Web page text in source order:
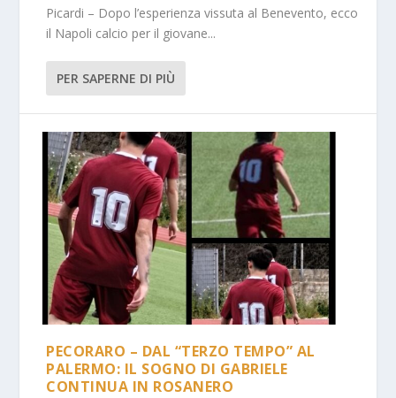
Picardi – Dopo l’esperienza vissuta al Benevento, ecco
il Napoli calcio per il giovane...
PER SAPERNE DI PIÙ
PECORARO – DAL “TERZO TEMPO” AL
PALERMO: IL SOGNO DI GABRIELE
CONTINUA IN ROSANERO